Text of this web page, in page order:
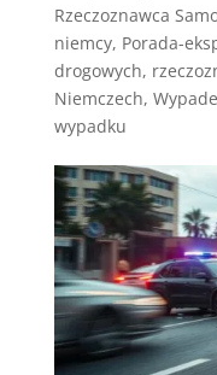
Rzeczoznawca
niemcy, Porada-
drogowych,
Niemczech,
wypadku